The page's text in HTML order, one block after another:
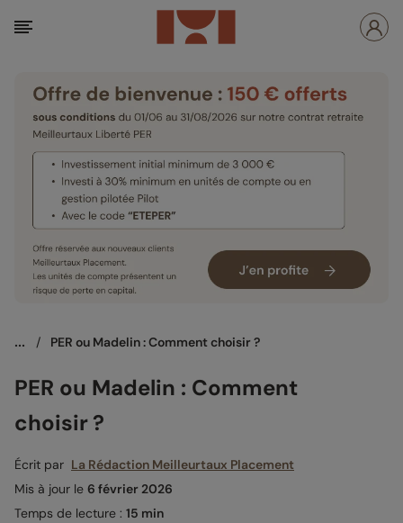
... / PER ou Madelin : Comment choisir ?
PER ou Madelin : Comment
choisir ?
Écrit par La Rédaction Meilleurtaux Placement
Mis à jour le 6 février 2026
Temps de lecture : 15 min